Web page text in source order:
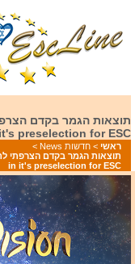
preselection for ESC
ראשי > חדשות News
>
in it's preselection for ESC